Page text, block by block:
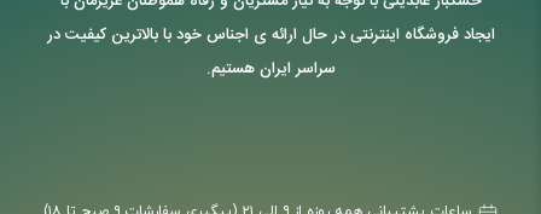
ایجاد فروشگاه اینترنتی در حال ارائه ی اجناس خود با بالاترین کیفیت در
سراسر ایران هستیم.